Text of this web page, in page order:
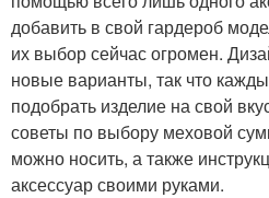
добавить в свой гардероб
их выбор сейчас огромен.
новые варианты, так что
подобрать изделие на свой
советы по выбору меховой
можно носить, а также
аксессуар своими руками.